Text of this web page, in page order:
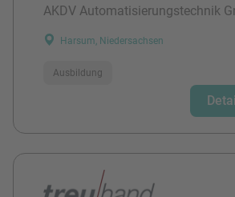
AKDV Automatisierungstechnik
Harsum, Niedersachsen
Ausbildung